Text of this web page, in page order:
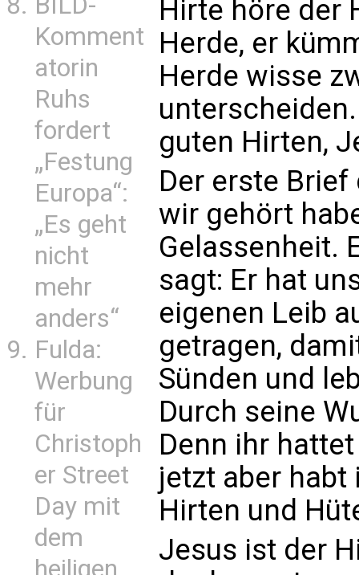
Komment
atorin
Ruhs
fordert
„Festung
Europa“:
„Es geht
nicht
mehr
anders“
Fulda:
Werbung
für
Christoph
er Street
Day mit
dem
heiligen
Hirte höre der
Herde, er
Herde wisse
guten Hirten,
Der erste
wir gehört
Gelassenheit.
sagt: Er hat
eigenen Leib
getragen,
Sünden und
Durch seine
Denn ihr
jetzt aber
Hirten und
Jesus ist der